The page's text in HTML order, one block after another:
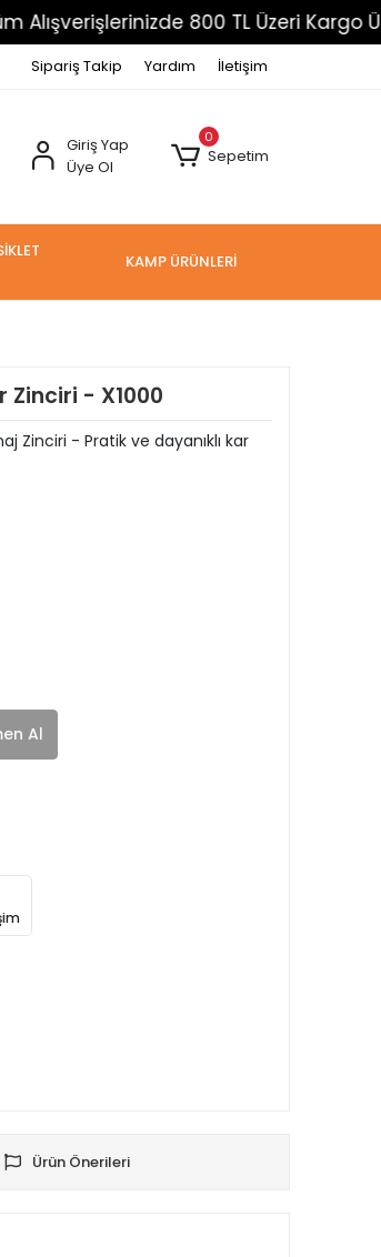
800 TL Üzeri Kargo Ücretsiz
Sipariş Takip Yardım İletişim
Giriş Yap
Üye Ol
0
Sepetim
KAMP ÜRÜNLERİ
Zinciri - X1000
Zinciri - Pratik ve dayanıklı kar
Al
Ürün Önerileri